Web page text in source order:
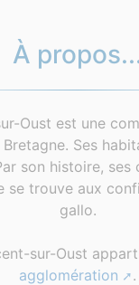
À
Oust est une
Ses
son histoire, ses
se trouve aux
gallo.
sur-Oust
agglomération
.